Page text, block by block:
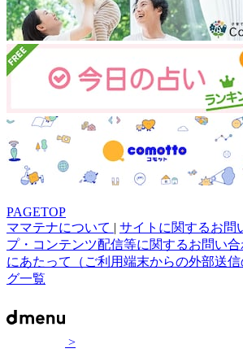
PAGETOP
ママテナについて | サイトに関するお問
プ・コンテンツ配信等に関するお問い
にあたって（ご利用端末からの外部送信
グ一覧
>